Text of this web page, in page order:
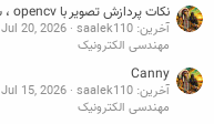
نکات پردازش تصویر با opencv ، سال ۱۴۰۵
آخرین: saalek110
Jul 20, 2026
مهندسی الکترونیک
Canny
آخرین: saalek110
Jul 15, 2026
مهندسی الکترونیک